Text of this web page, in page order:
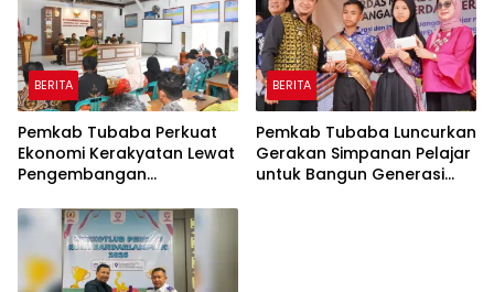
BERITA
Pemkab Tubaba Perkuat
Ekonomi Kerakyatan Lewat
Pengembangan
Penyaluran KUR
BERITA
Pemkab Tubaba Luncurkan
Gerakan Simpanan Pelajar
untuk Bangun Generasi